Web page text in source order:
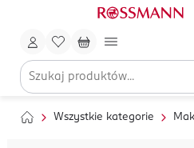
Wszystkie kategorie